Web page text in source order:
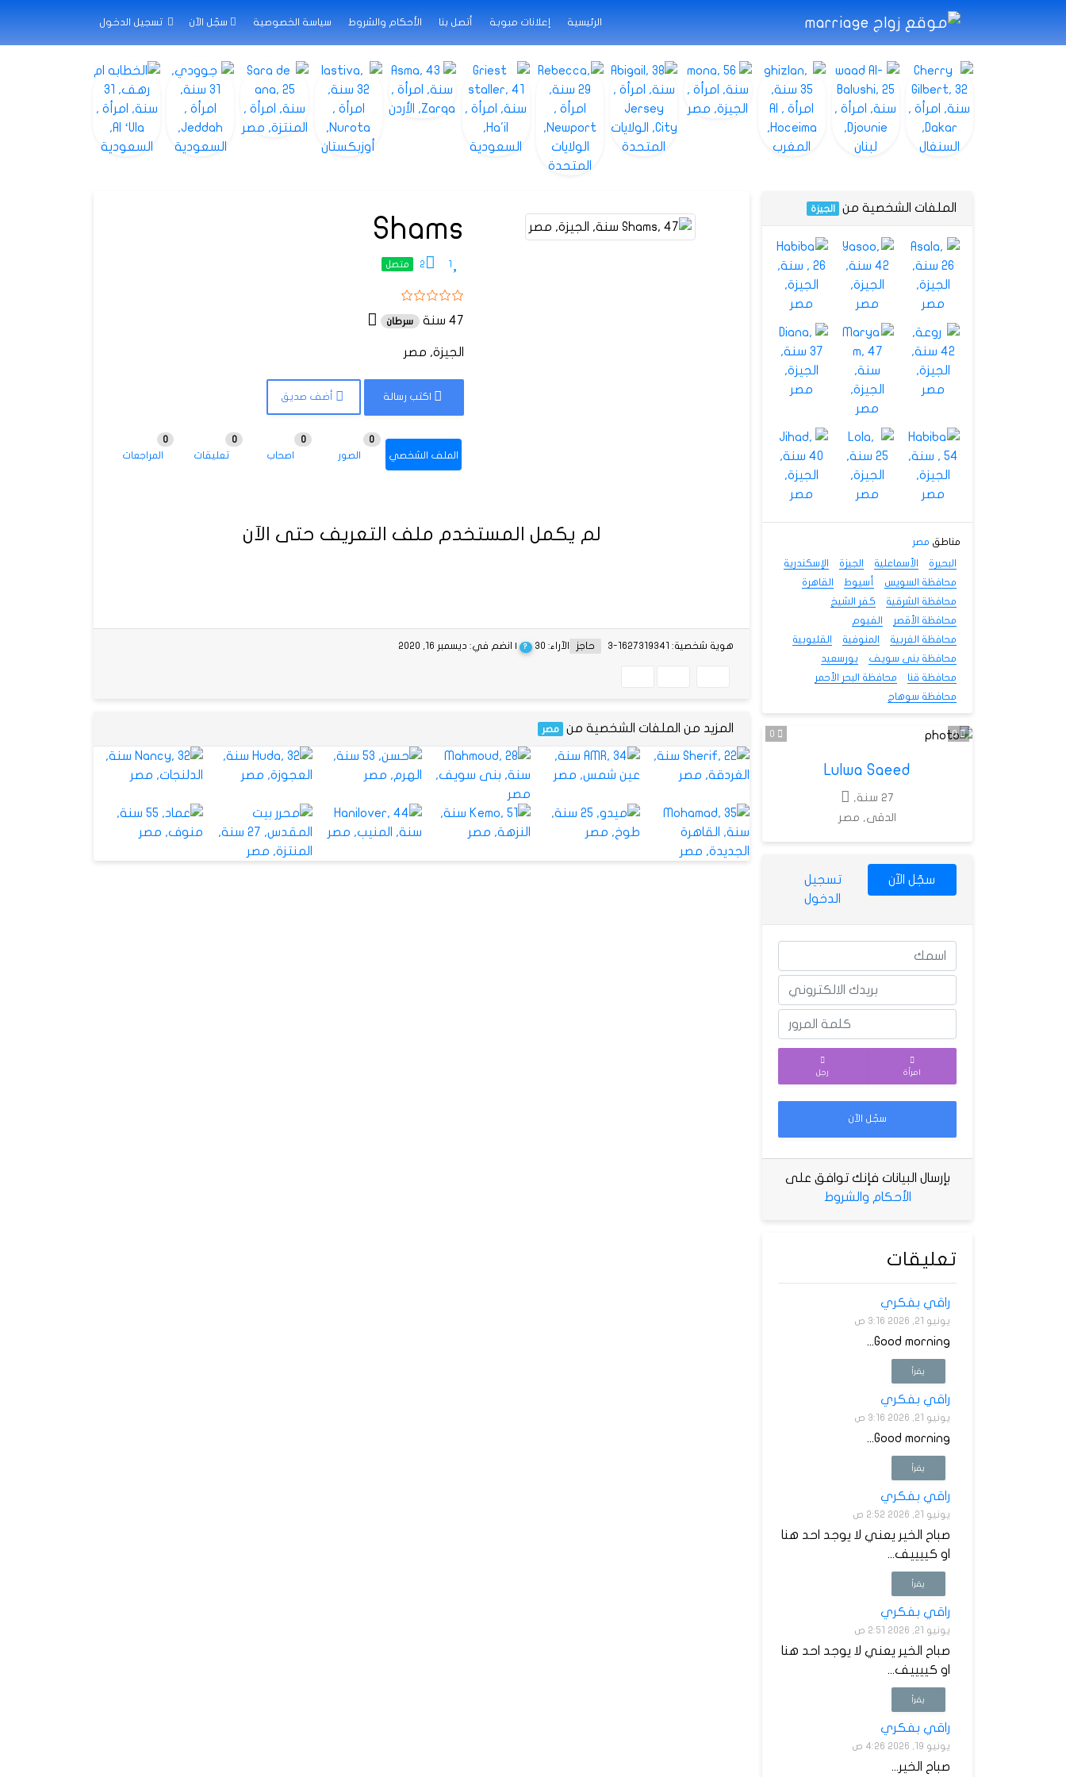
الرئيسية إعلانات مبوبة أتصل بنا الأحكام والشروط سياسة الخصوصية سجّل الآن تسجيل الدخول
Shams
1
2 متصل
47 سنة سرطان
الجيزة, مصر
اكتب رسالة أضف صديق
الملف الشخصي الصور
0
اصحاب
0
تعليقات
0
المراجعات
0
لم يكمل المستخدم ملف التعريف حتى الآن
الآراء: 30 ? | انضم في: ديسمبر 16, 2020 هوية شخصية: 1627319341-3 حاجز
المزيد من الملفات الشخصية من مصر
الملفات الشخصية من الجيزة
مناطق مصر
البحيرة
الأسماعلية الجيزة
الإسكندرية
محافظة السويس
أسيوط
القاهرة
محافظة الشرقية
كفر الشيخ
محافظة الأقصر
الفيوم
محافظة الغربية
المنوفية
القليوبية
محافظة بنى سويف
بورسعيد
محافظة قنا
محافظة البحر الأحمر
محافظة سوهاج
0
Lulwa Saeed
27 سنة,
الدقى, مصر
سجّل الآن
تسجيل
الدخول
امرأة رجل
سجّل الآن
بإرسال البيانات فإنك توافق على
الأحكام والشروط
تعليقات
راقي بفكري
يونيو 21, 2026 3:16 ص
Good morning...
يقرأ
راقي بفكري
يونيو 21, 2026 3:16 ص
Good morning...
يقرأ
راقي بفكري
يونيو 21, 2026 2:52 ص
صباح الخير يعني لا يوجد احد هنا
او كييييف...
يقرأ
راقي بفكري
يونيو 21, 2026 2:51 ص
صباح الخير يعني لا يوجد احد هنا
او كييييف...
يقرأ
راقي بفكري
يونيو 19, 2026 4:26 ص
صباح الخير...